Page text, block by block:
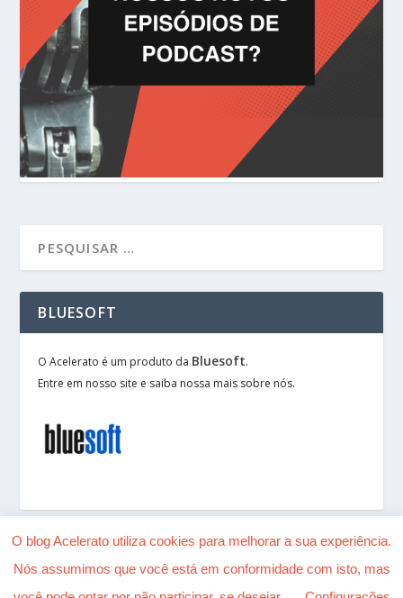
BLUESOFT
O Acelerato é um produto da Bluesoft.
Entre em nosso site e saiba nossa mais sobre nós.
Desenhado porElegant Themes| Alimentado por
O blog Acelerato utiliza cookies para melhorar a sua experiência.
Nós assumimos que você está em conformidade com isto, mas